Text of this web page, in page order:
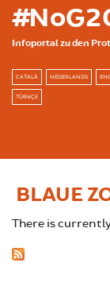
Skip to main
Infoportal zu den
CATALÀ NEDERLANDS
TÜRKÇE
BLAUE
There is